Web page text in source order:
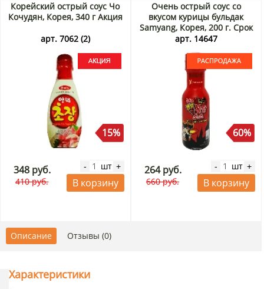
Корейский острый соус Чо
Кочудян, Корея, 340 г Акция
арт. 7062 (2)
15%
348 руб.
410 руб.
- шт +
В корзину
Очень острый соус со
вкусом курицы бульдак
Samyang, Корея, 200 г. Срок
до 03.09.2026. Распродажа
арт. 14647
60%
264 руб.
660 руб.
- шт +
В корзину
Описание Отзывы (0)
Характеристики